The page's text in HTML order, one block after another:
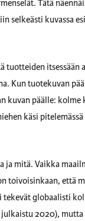
Tätä
selkeästi kuvassa
Kun tuotekuvan
kuvan päälle:
käsi
mitä. Vaikka
toivoisinkaan, että
globaalisti
2020),